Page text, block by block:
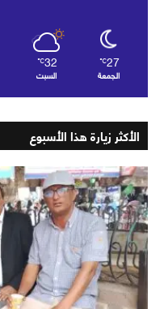
27
℃
الجمعة
32
℃
السبت
الأكثر زيارة هذا الأسبوع